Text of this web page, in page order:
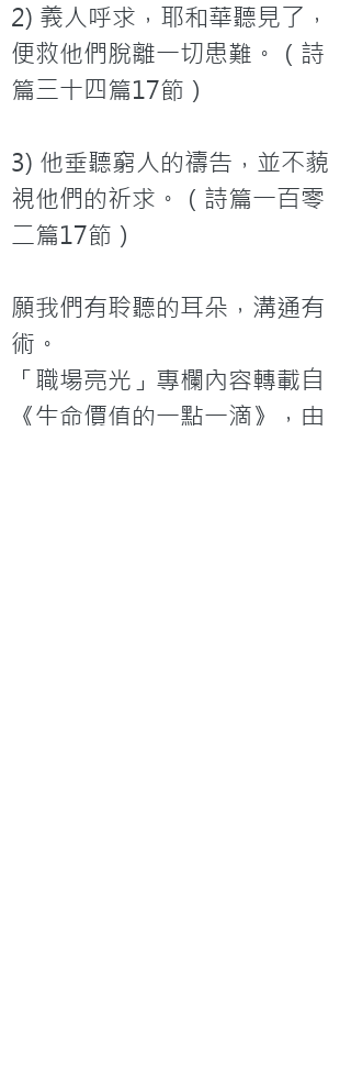
2) 義人呼求，耶和華聽見了，
便救他們脫離一切患難。（詩
篇三十四篇17節）
3) 他垂聽窮人的禱告，並不藐
視他們的祈求。（詩篇一百零
二篇17節）
願我們有聆聽的耳朵，溝通有
術。
「職場亮光」專欄內容轉載自
《生命價值的一點一滴》，由